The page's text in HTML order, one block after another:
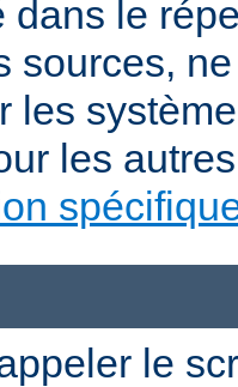
dans le
sources,
les
les
le